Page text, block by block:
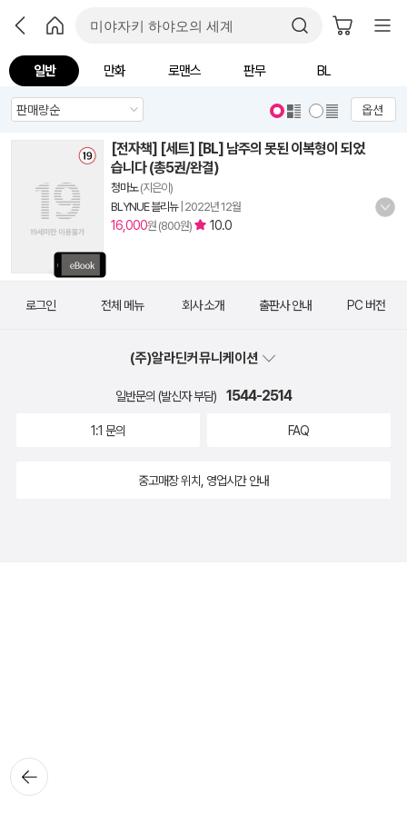
일반 만화 로맨스 판무 BL
옵션
[전자책] [세트] [BL] 남주의 못된 이복형이 되었
습니다 (총5권/완결)
청마노(지은이)
BLYNUE 블리뉴| 2022년 12월
16,000원 (800원) 10.0
뒤로가
기
로그인 전체 메뉴 회사 소개 출판사 안내 PC 버전
(주)알라딘커뮤니케이션
일반문의 (발신자 부담) 1544-2514
1:1 문의 FAQ
중고매장 위치, 영업시간 안내